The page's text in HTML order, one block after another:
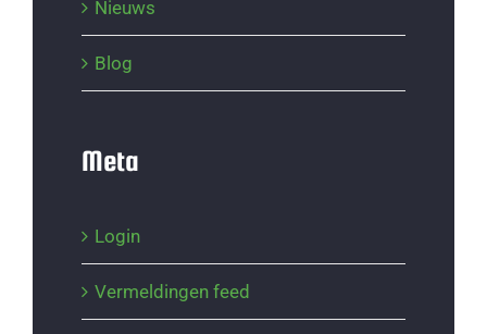
Nieuws
Blog
Meta
Login
Vermeldingen feed